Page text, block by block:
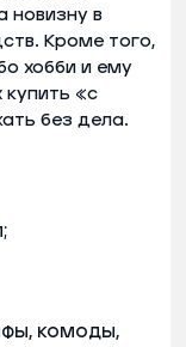
новизну в
Кроме того,
хобби и ему
купить «с
без дела.
комоды,